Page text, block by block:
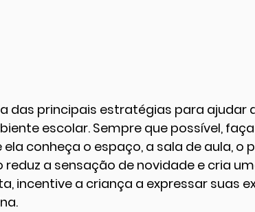
das principais estratégias para ajudar
escolar. Sempre que possível,
ela conheça o espaço, a sala de aula, o
reduz a sensação de novidade e cria
incentive a criança a expressar suas